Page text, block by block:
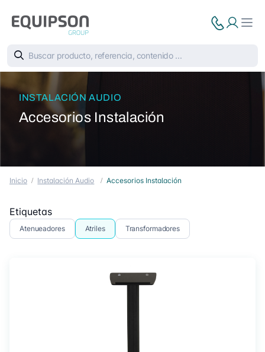
INSTALACIÓN AUDIO
Accesorios Instalación
Inicio Instalación Audio Accesorios Instalación
Etiquetas
Atenueadores Atriles Transformadores